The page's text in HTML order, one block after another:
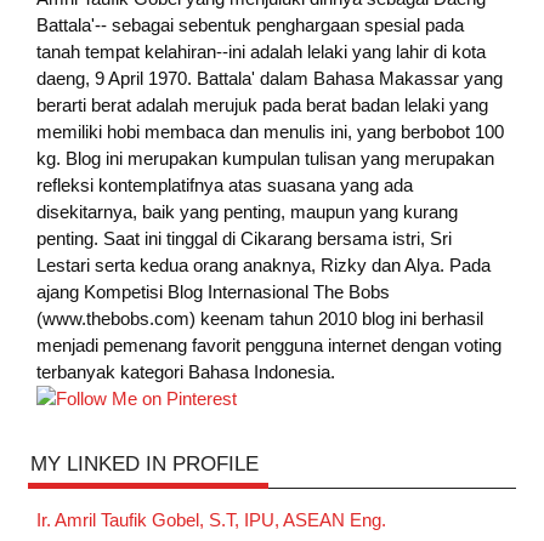
Battala'-- sebagai sebentuk penghargaan spesial pada
tanah tempat kelahiran--ini adalah lelaki yang lahir di kota
daeng, 9 April 1970. Battala' dalam Bahasa Makassar yang
berarti berat adalah merujuk pada berat badan lelaki yang
memiliki hobi membaca dan menulis ini, yang berbobot 100
kg. Blog ini merupakan kumpulan tulisan yang merupakan
refleksi kontemplatifnya atas suasana yang ada
disekitarnya, baik yang penting, maupun yang kurang
penting. Saat ini tinggal di Cikarang bersama istri, Sri
Lestari serta kedua orang anaknya, Rizky dan Alya. Pada
ajang Kompetisi Blog Internasional The Bobs
(www.thebobs.com) keenam tahun 2010 blog ini berhasil
menjadi pemenang favorit pengguna internet dengan voting
terbanyak kategori Bahasa Indonesia.
MY LINKED IN PROFILE
Ir. Amril Taufik Gobel, S.T, IPU, ASEAN Eng.